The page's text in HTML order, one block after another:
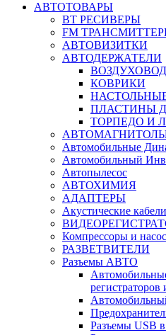
АВТОТОВАРЫ
BT РЕСИВЕРЫ
FM
АВТОВИЗИТКИ
АВТОДЕРЖАТЕЛИ
ВОЗДУХОВОД
КОВРИКИ
ПЛАСТИНЫ
ТОРПЕДО И
Автомобильные
Автомобильный
Автопылесос
АВТОХИМИЯ
АДАПТЕРЫ
Акустические
Компрессоры и
РАЗВЕТВИТЕЛИ
Разъемы АВТО
регистраторов
Разъемы USB